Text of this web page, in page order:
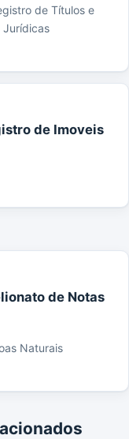
de Títulos e
Jurídicas
de Imoveis
de Notas
Naturais